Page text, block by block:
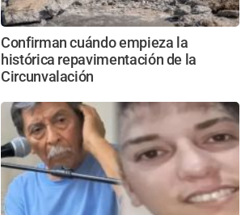
Confirman cuándo empieza la
histórica repavimentación de la
Circunvalación